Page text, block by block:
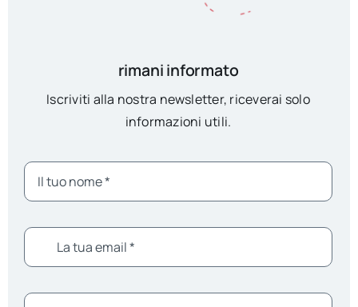
rimani informato
Iscriviti alla nostra newsletter, riceverai solo
informazioni utili.